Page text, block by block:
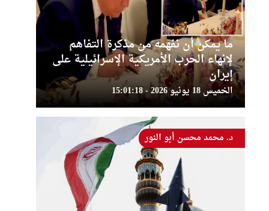
ما يمكن أن نفهمه من مذكرة التفاهم
لإنهاء الحرب الأمريكية الإسرائيلية على
إيران
الخميس 18 يونيو 2026 - 15:01:18
د. محمد محسن أبو النور